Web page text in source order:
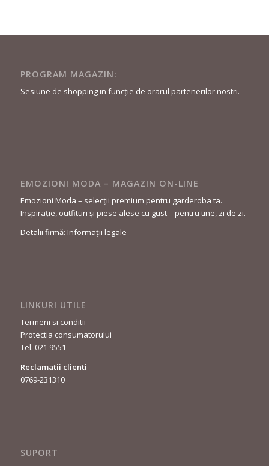
PROGRAM MAGAZIN:
Sesiune de shopping in funcție de orarul partenerilor nostri.
EMOZIONI MODA – MAGAZIN ON-LINE
Emozioni Moda – selecții premium pentru garderoba ta.
Inspirație, outfituri și piese alese cu gust – pentru tine, zi de zi.
Detalii firmă: Informații legale
LINKURI UTILE
Termeni si conditii
Protectia consumatorului
Tel. 021 9551
Reclamatii clienti
0769-231310
SUPORT